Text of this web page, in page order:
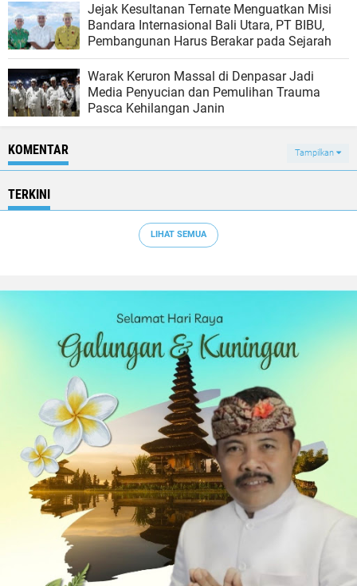
Jejak Kesultanan Ternate Menguatkan Misi
Bandara Internasional Bali Utara, PT BIBU,
Pembangunan Harus Berakar pada Sejarah
Warak Keruron Massal di Denpasar Jadi
Media Penyucian dan Pemulihan Trauma
Pasca Kehilangan Janin
KOMENTAR Tampilkan
TERKINI
LIHAT SEMUA